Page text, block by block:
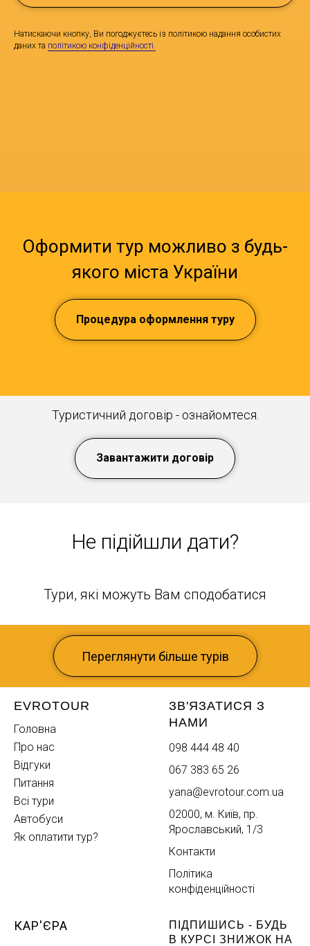
Натискаючи кнопку, Ви погоджуєтесь із політикою надання особистих
даних та політикою конфіденційності.
Оформити тур можливо з будь-
якого міста України
Процедура оформлення туру
Туристичний договір - ознайомтеся.
Завантажити договір
Не підійшли дати?
Тури, які можуть Вам сподобатися
Переглянути більше турів
EVROTOUR
Головна
Про нас
Відгуки
Питання
Всі тури
Автобуси
Як оплатити тур?
ЗВ'ЯЗАТИСЯ З
НАМИ
098 444 48 40
067 383 65 26
yana@evrotour.com.ua
02000, м. Київ, пр.
Ярославський, 1/3
Контакти
Політика
конфіденційності
КАР'ЄРА
ПІДПИШИСЬ - БУДЬ
В КУРСІ ЗНИЖОК НА